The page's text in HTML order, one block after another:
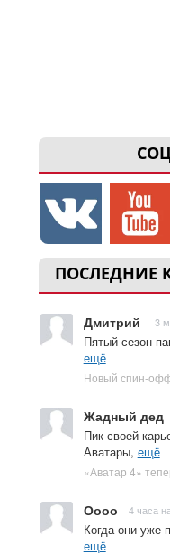
ПОСЛЕДНИЕ
Дмитрий 3
Пятый сезон
ещё
Жадный дед
Пик своей
Аватары, ещё
Оооо 4 часа
Когда они уже
ещё